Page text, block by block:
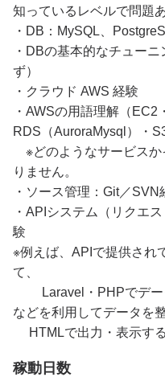
知っているレベルで問題
・DB：MySQL、
・DBの基本的なチュー
ず）
・クラウド AWS 経験
・AWSの用語理解（EC2
RDS（AuroraMysql）・
※どのようなサービスか
りません。
・ソース管理：Git／SVN
・APIシステム（リクエ
験
※例えば、APIで提供され
て、
Laravel・PHPでデー
などを利用してデータを
HTMLで出力・表示する
稼動日数